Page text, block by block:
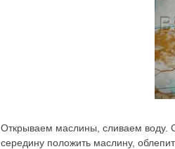
Открываем маслины, сливаем воду.
середину положить маслину,